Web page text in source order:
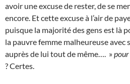
avoir une excuse de rester, de se
encore. Et cette excuse à l’air de
puisque la majorité des gens est là
la pauvre femme malheureuse avec
auprès de lui tout de même…. »pour
? Certes.